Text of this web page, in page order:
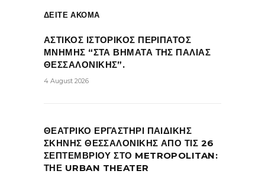
ΔΕΙΤΕ ΑΚΟΜΑ
ΑΣΤΙΚΟΣ ΙΣΤΟΡΙΚΟΣ ΠΕΡΙΠΑΤΟΣ
ΜΝΗΜΗΣ “ΣΤΑ ΒΗΜΑΤΑ ΤΗΣ ΠΑΛΙΑΣ
ΘΕΣΣΑΛΟΝΙΚΗΣ”.
4 August 2026
ΘΕΑΤΡΙΚΟ ΕΡΓΑΣΤΗΡΙ ΠΑΙΔΙΚΗΣ
ΣΚΗΝΗΣ ΘΕΣΣΑΛΟΝΙΚΗΣ ΑΠΟ ΤΙΣ 26
ΣΕΠΤΕΜΒΡΙΟΥ ΣΤΟ METROPOLITAN:
ΤΗΕ URBAN THEATER